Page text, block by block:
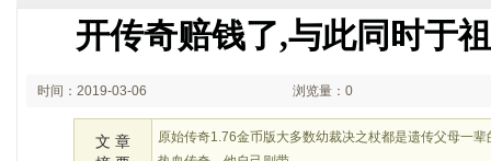
开传奇赔钱了,与此同时于
时间：2019-03-06 浏览量：0
文 章
原始传奇1.76金币版大多数幼裁决之杖都是遗传父母一